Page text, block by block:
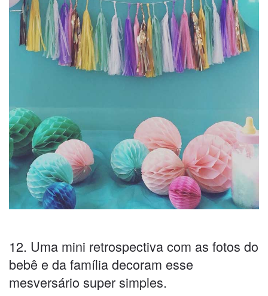
12. Uma mini retrospectiva com as fotos do
bebê e da família decoram esse
mesversário super simples.